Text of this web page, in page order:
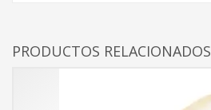
PRODUCTOS RELACIONADOS